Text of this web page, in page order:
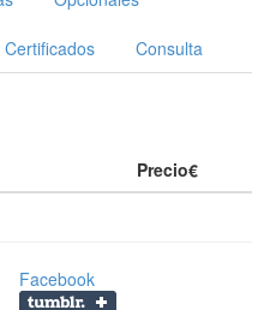
Certificados Consulta
Precio€
Facebook